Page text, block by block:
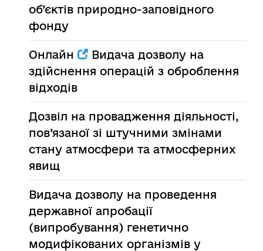
об’єктів природно-заповідного
фонду
Онлайн
Видача дозволу на
здійснення операцій з оброблення
відходів
Дозвіл на провадження діяльності,
пов’язаної зі штучними змінами
стану атмосфери та атмосферних
явищ
Видача дозволу на проведення
державної апробації
(випробування) генетично
модифікованих організмів у